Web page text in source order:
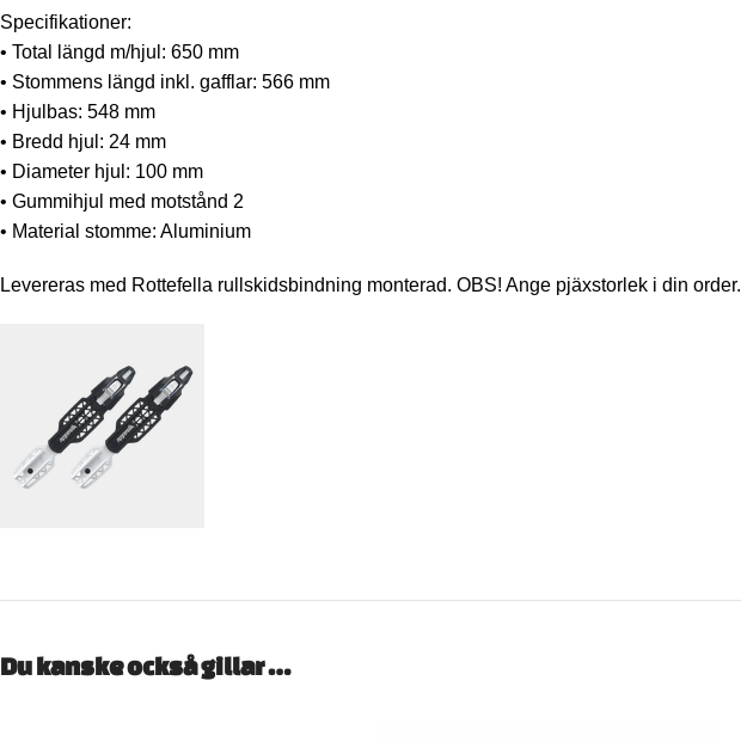
Specifikationer:
• Total längd m/hjul: 650 mm
• Stommens längd inkl. gafflar: 566 mm
• Hjulbas: 548 mm
• Bredd hjul: 24 mm
• Diameter hjul: 100 mm
• Gummihjul med motstånd 2
• Material stomme: Aluminium
Levereras med Rottefella rullskidsbindning monterad. OBS! Ange pjäxstorlek i din order.
Du kanske också gillar …